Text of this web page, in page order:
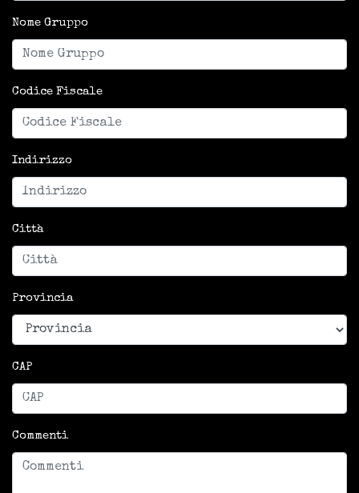
Nome Gruppo
Codice Fiscale
Indirizzo
Città
Provincia
CAP
Commenti